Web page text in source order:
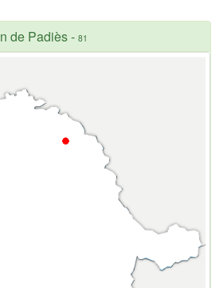
de Padiès- 81